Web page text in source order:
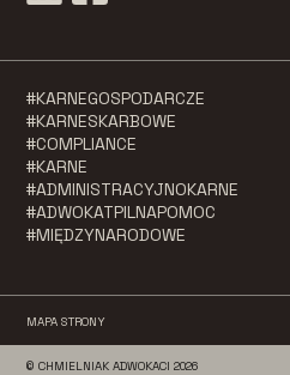
MAPA STRONY
#KARNEGOSPODARCZE
#KARNESKARBOWE
#COMPLIANCE
#KARNE
#ADMINISTRACYJNOKARNE
#ADWOKATPILNAPOMOC
#MIĘDZYNARODOWE
© CHMIELNIAK ADWOKACI 2026